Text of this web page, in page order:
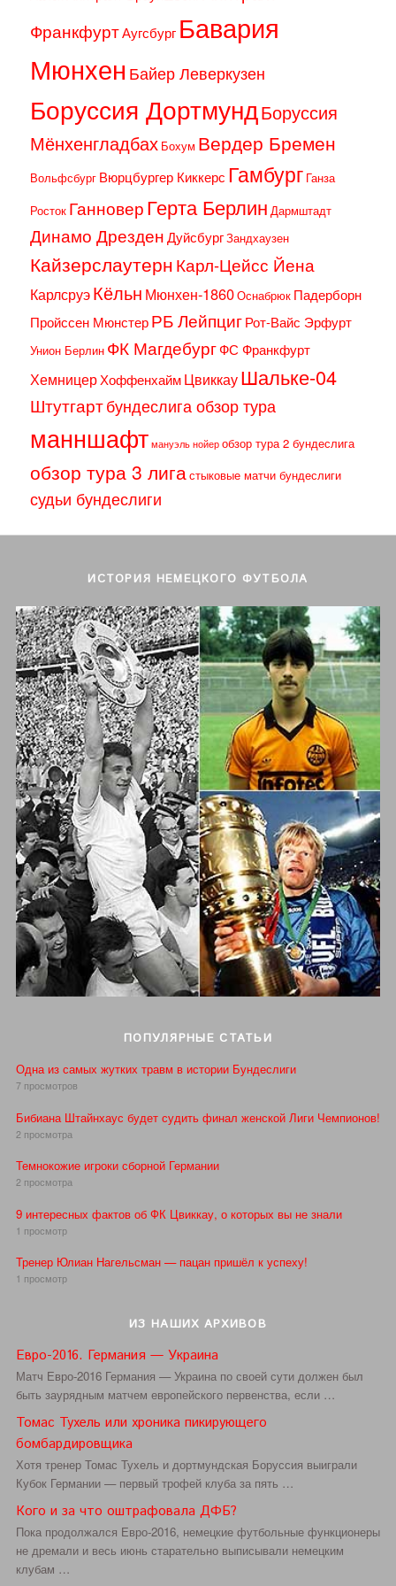
ФранкфуртАугсбург Бавария
Мюнхен Байер Леверкузен
Боруссия ДортмундБоруссия
Мёнхенгладбах Бохум Вердер Бремен
Вольфсбург Вюрцбургер Киккерс Гамбург Ганза
Росток ГанноверГерта Берлин Дармштадт
Динамо ДрезденДуйсбургЗандхаузен
КайзерслаутернКарл-Цейсс Йена
КарлсруэКёльн Мюнхен-1860Оснабрюк Падерборн
Пройссен МюнстерРБ ЛейпцигРот-Вайс Эрфурт
Унион Берлин ФК МагдебургФС Франкфурт
ХемницерХоффенхаймЦвиккауШальке-04
Штутгартбундеслига обзор тура
манншафт мануэль нойер обзор тура 2 бундеслига
обзор тура 3 лигастыковые матчи бундеслиги
судьи бундеслиги
ИСТОРИЯ НЕМЕЦКОГО ФУТБОЛА
ПОПУЛЯРНЫЕ СТАТЬИ
Одна из самых жутких травм в истории Бундеслиги
7 просмотров
Бибиана Штайнхаус будет судить финал женской Лиги Чемпионов!
2 просмотра
Темнокожие игроки сборной Германии
2 просмотра
9 интересных фактов об ФК Цвиккау, о которых вы не знали
1 просмотр
Тренер Юлиан Нагельсман — пацан пришёл к успеху!
1 просмотр
ИЗ НАШИХ АРХИВОВ
Евро-2016. Германия — Украина
Матч Евро-2016 Германия — Украина по своей сути должен был
быть заурядным матчем европейского первенства, если …
Томас Тухель или хроника пикирующего
бомбардировщика
Хотя тренер Томас Тухель и дортмундская Боруссия выиграли
Кубок Германии — первый трофей клуба за пять …
Кого и за что оштрафовала ДФБ?
Пока продолжался Евро-2016, немецкие футбольные функционеры
не дремали и весь июнь старательно выписывали немецким
клубам …